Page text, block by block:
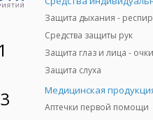
Средства защиты рук
Защита слуха
Медицинская
Аптечки первой помощи